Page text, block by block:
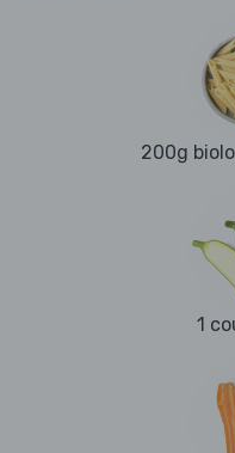
200g
1